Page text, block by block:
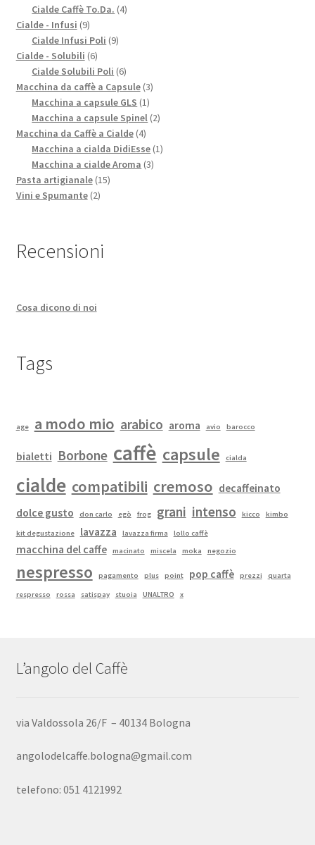
Cialde Caffè To.Da. 44
Cialde - Infusi 99
prodotti
Cialde Infusi Poli 99
Cialde - Solubili 66
prodotti
Cialde Solubili Poli 66
prodotti
Macchina da caffè a Capsule 33
Macchina a capsule GLS 11
prodotto
Macchina a capsule Spinel 22
Macchina da Caffè a Cialde 44
prodotti
Macchina a cialda DidiEsse 11
Macchina a cialde Aroma 33
Pasta artigianale 1515
Vini e Spumante 22
Recensioni
Cosa dicono di noi
Tags
age a modo mio arabico aroma avio barocco
bialetti Borbone caffè capsule cialda
cialde compatibili cremoso decaffeinato
dolce gusto
don carlo egò frog grani intenso kicco kimbo
kit degustazione lavazza lavazza firma lollo caffè
macchina del caffe macinato miscela moka negozio
nespresso pagamento plus point pop caffè prezzi quarta
respresso rossa satispay stuoia UNALTRO x
L’angolo del Caffè
via Valdossola 26/F – 40134 Bologna
angolodelcaffe.bologna@gmail.com
telefono: 051 4121992